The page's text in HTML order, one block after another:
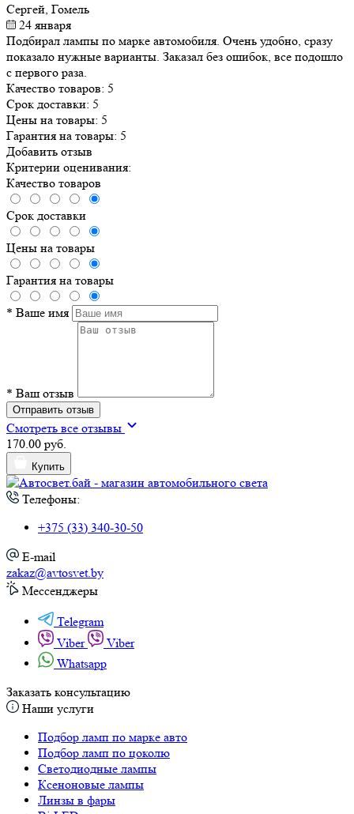
Сергей, Гомель
24 января
Подбирал лампы по марке автомобиля. Очень удобно, сразу
показало нужные варианты. Заказал без ошибок, все подошло
с первого раза.
Качество товаров: 5
Срок доставки: 5
Цены на товары: 5
Гарантия на товары: 5
Добавить отзыв
Критерии оценивания:
Качество товаров
Срок доставки
Цены на товары
Гарантия на товары
* Ваше имя
* Ваш отзыв
Отправить отзыв
Смотреть все отзывы
170.00 руб.
Купить
Телефоны:
+375 (33) 340-30-50
E-mail
zakaz@avtosvet.by
Мессенджеры
Telegram
Viber
Viber
Whatsapp
Заказать консультацию
Наши услуги
Подбор ламп по марке авто
Подбор ламп по цоколю
Светодиодные лампы
Ксеноновые лампы
Линзы в фары